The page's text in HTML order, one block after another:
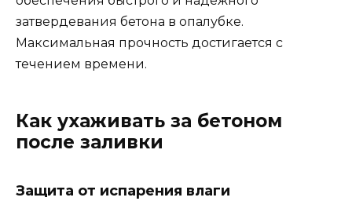
затвердевания бетона в опалубке.
Максимальная прочность достигается с
течением времени.
Как ухаживать за бетоном
после заливки
Защита от испарения влаги